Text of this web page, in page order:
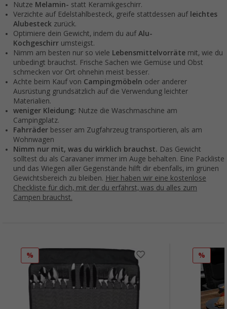
Nutze Melamin- statt Keramikgeschirr.
Verzichte auf Edelstahlbesteck, greife stattdessen auf leichtes
Alubesteck zurück.
Optimiere dein Gewicht, indem du aufAlu-
Kochgeschirr umsteigst.
Nimm am besten nur so viele Lebensmittelvorräte mit, wie du
unbedingt brauchst. Frische Sachen wie Gemüse und Obst
schmecken vor Ort ohnehin meist besser.
Achte beim Kauf von Campingmöbeln oder anderer
Ausrüstung grundsätzlich auf die Verwendung leichter
Materialien.
weniger Kleidung: Nutze die Waschmaschine am
Campingplatz.
Fahrräder besser am Zugfahrzeug transportieren, als am
Wohnwagen
Nimm nur mit, was du wirklich brauchst. Das Gewicht
solltest du als Caravaner immer im Auge behalten. Eine Packliste
und das Wiegen aller Gegenstände hilft dir ebenfalls, im grünen
Gewichtsbereich zu bleiben. Hier haben wir eine kostenlose
Checkliste für dich, mit der du erfährst, was du alles zum
Campen brauchst.
% %